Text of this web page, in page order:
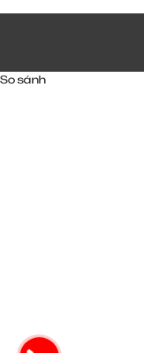
So sánh